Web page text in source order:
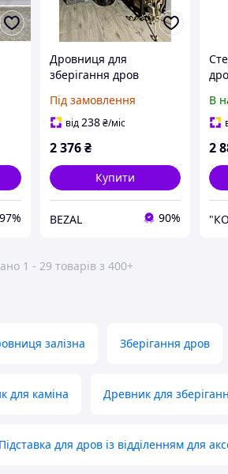
97%
Дровниця для
зберігання дров
700х300х900мм
Kompred OL466/3
Під замовлення
від238₴/міс
2 376₴
Купити
BEZAL 90%
мм)
В
2
1 - 29 товарів з 400+
залізна Зберігання дров
для каміна Древник для
Підставка для дров із відділенням для